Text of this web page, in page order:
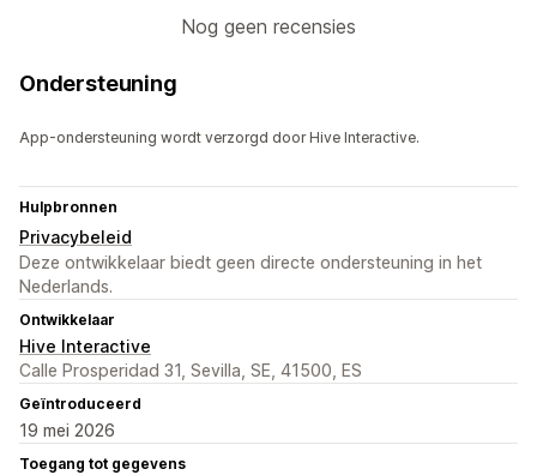
Nog geen recensies
Ondersteuning
App-ondersteuning wordt verzorgd door Hive Interactive.
Hulpbronnen
Privacybeleid
Deze ontwikkelaar biedt geen directe ondersteuning in het
Nederlands.
Ontwikkelaar
Hive Interactive
Calle Prosperidad 31, Sevilla, SE, 41500, ES
Geïntroduceerd
19 mei 2026
Toegang tot gegevens